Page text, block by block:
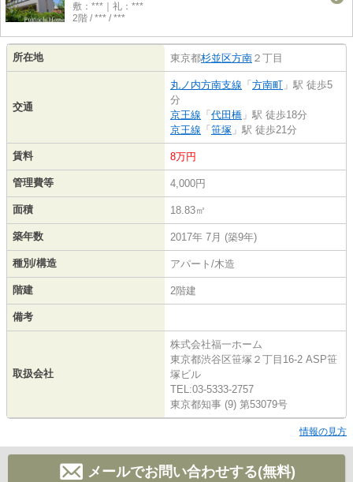
敷：***｜礼：***
2階 / *** / ***
所在地 東京都杉並区方南 ２丁目
交通
丸ノ内方南支線 「 方南町 」駅 徒歩5
分
京王線 「 代田橋 」駅 徒歩18分
京王線 「 笹塚 」駅 徒歩21分
賃料 8万円
管理費等 4,000円
面積 18.83㎡
築年数 2017年 7月 (築9年)
種別/構造 アパート/木造
階建 2階建
備考
取扱会社
株式会社福一ホーム
東京都渋谷区笹塚２丁目16-2 ASP笹
塚ビル
TEL:03-5333-2757
東京都知事 (9) 第53079号
情報の見方
メールでお問い合わせする(無料)